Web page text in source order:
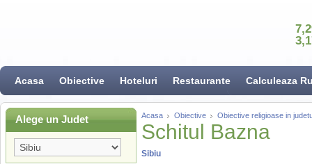
Acasa Obiective Hoteluri Restaurante Calculeaza
Alege un Judet Acasa Obiective Obiective religioase in
Schitul Bazna
Sibiu